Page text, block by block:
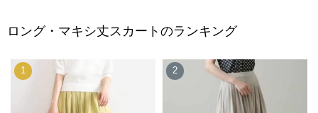
ロング・マキシ丈スカートのランキング
1 2